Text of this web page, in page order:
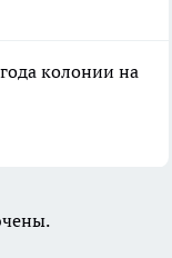
колонии на